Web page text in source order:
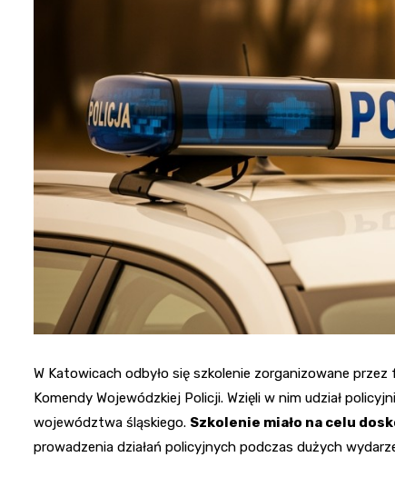
W Katowicach odbyło się szkolenie zorganizowane
Komendy Wojewódzkiej Policji. Wzięli w nim udział
województwa śląskiego. Szkolenie miało na celu
prowadzenia działań policyjnych podczas dużych